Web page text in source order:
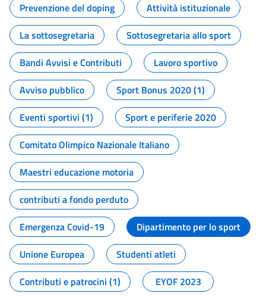
Prevenzione del doping
Attività istituzionale
La sottosegretaria
Sottosegretaria allo sport
Bandi Avvisi e Contributi
Lavoro sportivo
Avviso pubblico
Sport Bonus 2020 (1)
Eventi sportivi (1)
Sport e periferie 2020
Comitato Olimpico Nazionale Italiano
Maestri educazione motoria
contributi a fondo perduto
Emergenza Covid-19
Dipartimento per lo sport
Unione Europea
Studenti atleti
Contributi e patrocini (1)
EYOF 2023